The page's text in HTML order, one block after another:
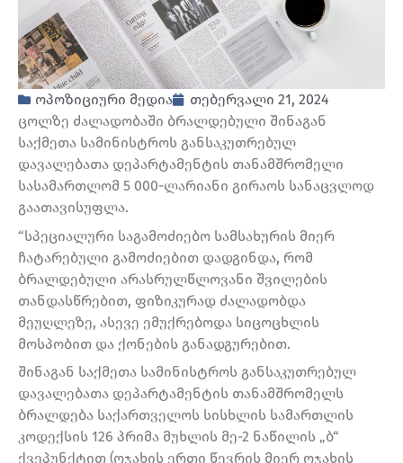
ოპოზიციური მედია
თებერვალი 21, 2024
ცოლზე ძალადობაში ბრალდებული შინაგან
საქმეთა სამინისტროს განსაკუთრებულ
დავალებათა დეპარტამენტის თანამშრომელი
სასამართლომ 5 000-ლარიანი გირაოს სანაცვლოდ
გაათავისუფლა.
“სპეციალური საგამოძიებო სამსახურის მიერ
ჩატარებული გამოძიებით დადგინდა, რომ
ბრალდებული არასრულწლოვანი შვილების
თანდასწრებით, ფიზიკურად ძალადობდა
მეუღლეზე, ასევე ემუქრებოდა სიცოცხლის
მოსპობით და ქონების განადგურებით.
შინაგან საქმეთა სამინისტროს განსაკუთრებულ
დავალებათა დეპარტამენტის თანამშრომელს
ბრალდება საქართველოს სისხლის სამართლის
კოდექსის 126 პრიმა მუხლის მე-2 ნაწილის „ბ“
ქვეპუნქტით (ოჯახის ერთი წევრის მიერ ოჯახის